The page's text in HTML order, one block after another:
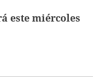
este miércoles